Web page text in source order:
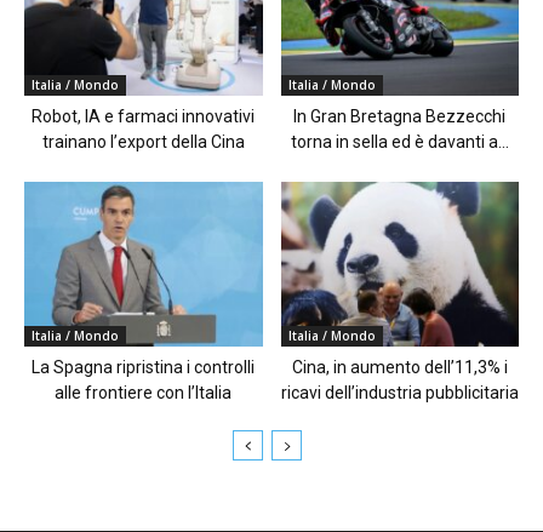
Italia / Mondo
Robot, IA e farmaci innovativi
trainano l’export della Cina
Italia / Mondo
In Gran Bretagna Bezzecchi
torna in sella ed è davanti a...
Italia / Mondo
La Spagna ripristina i controlli
alle frontiere con l’Italia
Italia / Mondo
Cina, in aumento dell’11,3% i
ricavi dell’industria pubblicitaria